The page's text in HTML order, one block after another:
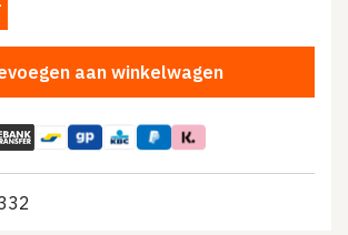
aan winkelwagen